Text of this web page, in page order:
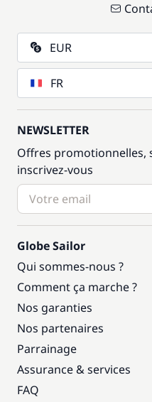
EUR
FR
NEWSLETTER
Offres promotionnelles,
inscrivez-vous
Globe Sailor
Qui sommes-nous ?
Comment ça marche ?
Nos garanties
Nos partenaires
Parrainage
Assurance & services
FAQ